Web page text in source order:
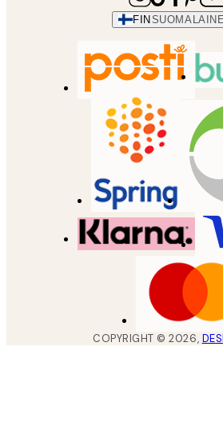
FIN
COPYRIGHT ©2026,